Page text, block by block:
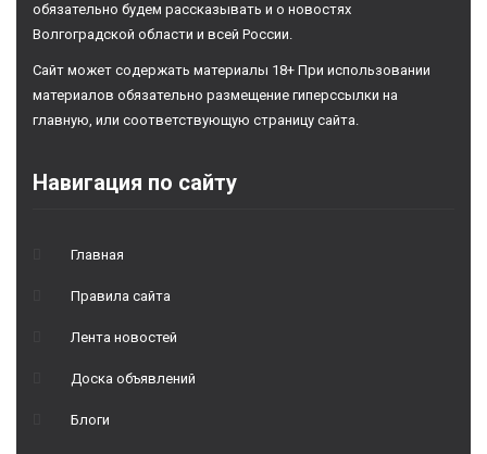
обязательно будем рассказывать и о новостях
Волгоградской области и всей России.
Сайт может содержать материалы 18+ При использовании
материалов обязательно размещение гиперссылки на
главную, или соответствующую страницу сайта.
Навигация по сайту
Главная
Правила сайта
Лента новостей
Доска объявлений
Блоги